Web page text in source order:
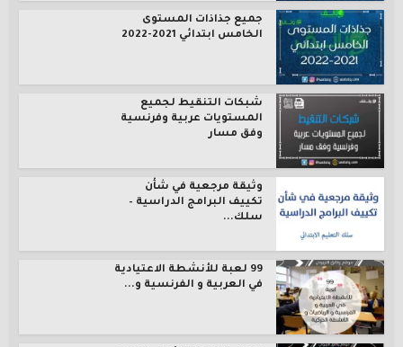
جميع جذاذات المستوى
الخامس ابتدائي 2021-2022
شبكات التنقيط لجميع
المستويات عربية وفرنسية
وفق مسار
وثيقة مرجعية في شأن
تكييف البرامج الدراسية –
سلك...
99 لعبة للأنشطة الاعتيادية
في العربية و الفرنسية و...